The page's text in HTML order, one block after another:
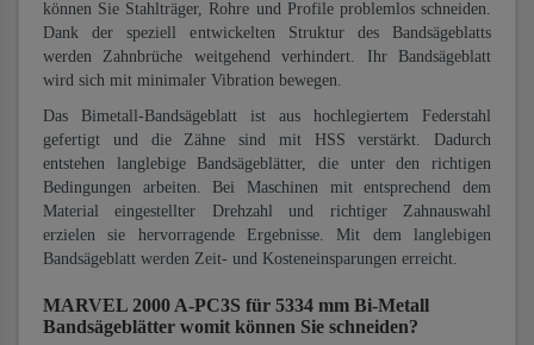
können Sie Stahlträger, Rohre und Profile problemlos schneiden.
Dank der speziell entwickelten Struktur des Bandsägeblatts
werden Zahnbrüche weitgehend verhindert. Ihr Bandsägeblatt
wird sich mit minimaler Vibration bewegen.
Das Bimetall-Bandsägeblatt ist aus hochlegiertem Federstahl
gefertigt und die Zähne sind mit HSS verstärkt. Dadurch
entstehen langlebige Bandsägeblätter, die unter den richtigen
Bedingungen arbeiten. Bei Maschinen mit entsprechend dem
Material eingestellter Drehzahl und richtiger Zahnauswahl
erzielen sie hervorragende Ergebnisse. Mit dem langlebigen
Bandsägeblatt werden Zeit- und Kosteneinsparungen erreicht.
MARVEL 2000 A-PC3S für 5334 mm Bi-Metall
Bandsägeblätter womit können Sie schneiden?